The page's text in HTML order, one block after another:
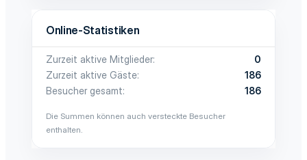
Online-Statistiken
Zurzeit aktive Mitglieder
0
Zurzeit aktive Gäste
186
Besucher gesamt
186
Die Summen können auch versteckte Besucher
enthalten.